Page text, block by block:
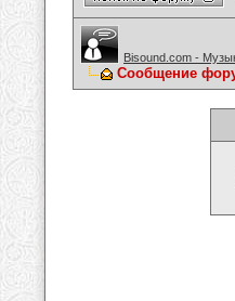
Bisound.com -
Сообщение